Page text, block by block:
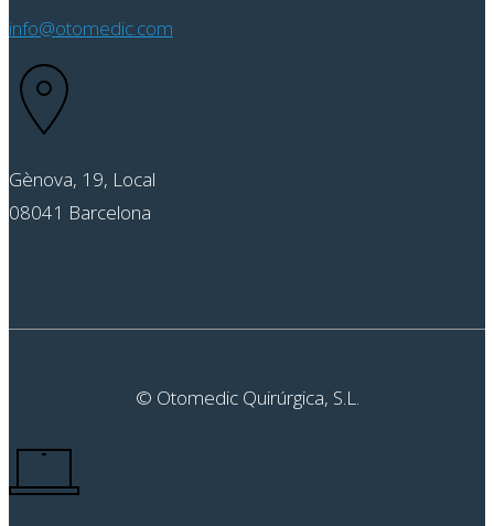
info@otomedic.com
Gènova, 19, Local
08041 Barcelona
© Otomedic Quirúrgica, S.L.